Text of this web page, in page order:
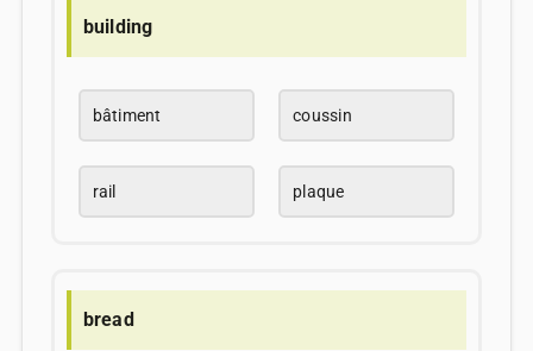
building
bâtiment coussin
rail plaque
bread